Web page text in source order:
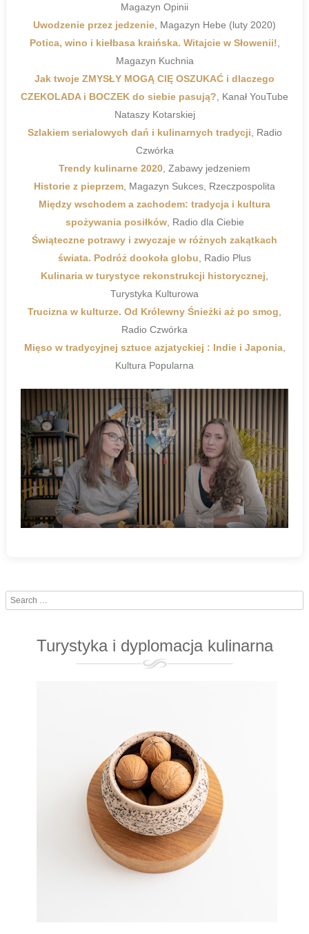
Magazyn Opinii
Uwodzenie przez jedzenie, Magazyn Hebe (luty 2020)
Potica, wino i kiełbasa kraińska. Witajcie w Słowenii!,
Magazyn Kuchnia
Jak twoje ZMYSŁY MOGĄ CIĘ OSZUKAĆ i dlaczego
CZEKOLADA i BOCZEK do siebie pasują?, Kanał YouTube
Nataszy Kotarskiej
Szlakiem serialowych dań i kulinarnych tradycji, Radio
Czwórka
Trendy kulinarne 2020, Zabawy jedzeniem
Historie z pieprzem, Magazyn Sukces, Rzeczpospolita
Między wschodem a zachodem: tradycja i kultura
spożywania posiłków, Radio dla Ciebie
Świąteczne potrawy i zwyczaje w różnych zakątkach
świata. Podróż dookoła globu, Radio Plus
Kulinaria w turystyce rekonstrukcji historycznej,
Turystyka Kulturowa
Trucizna w kulturze. Od Królewny Śnieżki aż po smog,
Radio Czwórka
Mięso w tradycyjnej sztuce azjatyckiej : Indie i Japonia,
Kultura Popularna
Search
Turystyka i dyplomacja kulinarna